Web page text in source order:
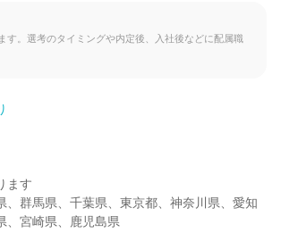
す。選考のタイミングや内定後、入社後などに配属職
ます
、群馬県、千葉県、東京都、神奈川県、愛知
、宮崎県、鹿児島県